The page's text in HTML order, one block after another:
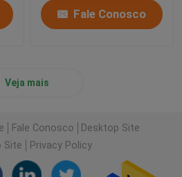
Fale Conosco
Veja mais
Fale Conosco
Desktop Site
Site
Privacy Policy